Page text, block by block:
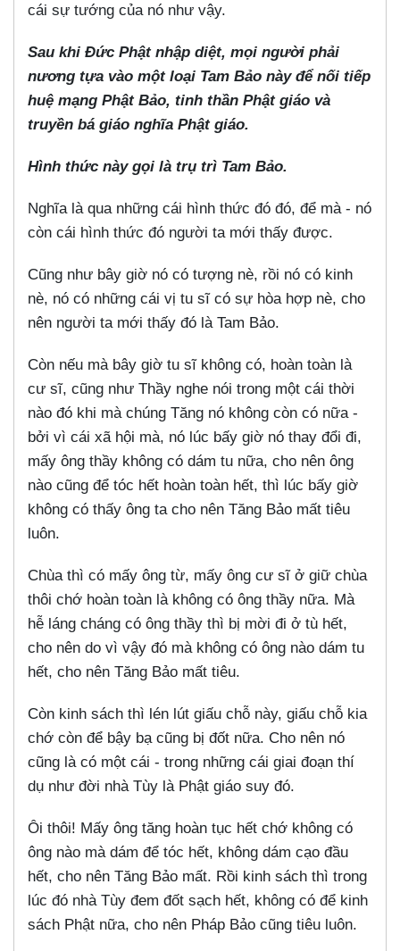
cái sự tướng của nó như vậy.
Sau khi Đức Phật nhập diệt, mọi người phải
nương tựa vào một loại Tam Bảo này để nối tiếp
huệ mạng Phật Bảo, tinh thần Phật giáo và
truyền bá giáo nghĩa Phật giáo.
Hình thức này gọi là trụ trì Tam Bảo.
Nghĩa là qua những cái hình thức đó đó, để mà - nó
còn cái hình thức đó người ta mới thấy được.
Cũng như bây giờ nó có tượng nè, rồi nó có kinh
nè, nó có những cái vị tu sĩ có sự hòa hợp nè, cho
nên người ta mới thấy đó là Tam Bảo.
Còn nếu mà bây giờ tu sĩ không có, hoàn toàn là
cư sĩ, cũng như Thầy nghe nói trong một cái thời
nào đó khi mà chúng Tăng nó không còn có nữa -
bởi vì cái xã hội mà, nó lúc bấy giờ nó thay đổi đi,
mấy ông thầy không có dám tu nữa, cho nên ông
nào cũng để tóc hết hoàn toàn hết, thì lúc bấy giờ
không có thấy ông ta cho nên Tăng Bảo mất tiêu
luôn.
Chùa thì có mấy ông từ, mấy ông cư sĩ ở giữ chùa
thôi chớ hoàn toàn là không có ông thầy nữa. Mà
hễ láng cháng có ông thầy thì bị mời đi ở tù hết,
cho nên do vì vậy đó mà không có ông nào dám tu
hết, cho nên Tăng Bảo mất tiêu.
Còn kinh sách thì lén lút giấu chỗ này, giấu chỗ kia
chớ còn để bậy bạ cũng bị đốt nữa. Cho nên nó
cũng là có một cái - trong những cái giai đoạn thí
dụ như đời nhà Tùy là Phật giáo suy đó.
Ôi thôi! Mấy ông tăng hoàn tục hết chớ không có
ông nào mà dám để tóc hết, không dám cạo đầu
hết, cho nên Tăng Bảo mất. Rồi kinh sách thì trong
lúc đó nhà Tùy đem đốt sạch hết, không có để kinh
sách Phật nữa, cho nên Pháp Bảo cũng tiêu luôn.